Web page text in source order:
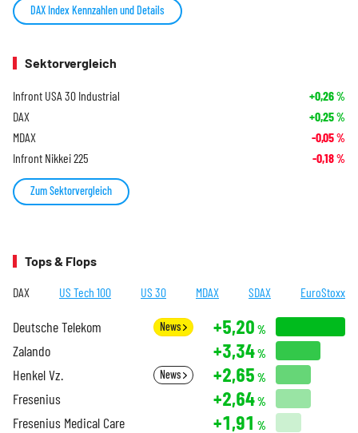
DAX Index Kennzahlen und Details
Sektorvergleich
Infront USA 30 Industrial +0,26%
DAX +0,25%
MDAX -0,05%
Infront Nikkei 225 -0,18%
Zum Sektorvergleich
Tops & Flops
DAX US Tech 100 US 30 MDAX SDAX EuroStoxx
Deutsche Telekom News +5,20 %
Zalando +3,34%
Henkel Vz. News +2,65 %
Fresenius +2,64%
Fresenius Medical Care +1,91 %